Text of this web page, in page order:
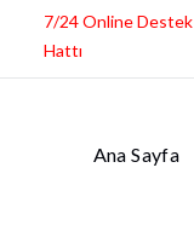
7/24 Online Destek
Hattı
Ana Sayfa